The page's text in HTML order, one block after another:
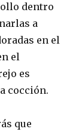
dentro
a
en el
el
es
cocción.
que